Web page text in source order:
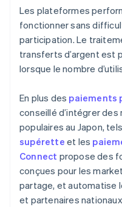
Les plateformes
fonctionner sans
participation. Le
transferts d’argent est
lorsque le nombre
En plus des paiements
conseillé d’intégrer
populaires au Japon,
supérette et les
Connect propose des
conçues pour les
partage, et automatise
et partenaires